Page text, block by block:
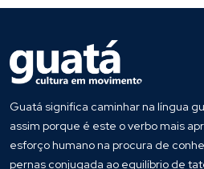
Guatá significa caminhar na língua
assim porque é este o verbo mais
esforço humano na procura de
pernas conjugada ao equilíbrio de